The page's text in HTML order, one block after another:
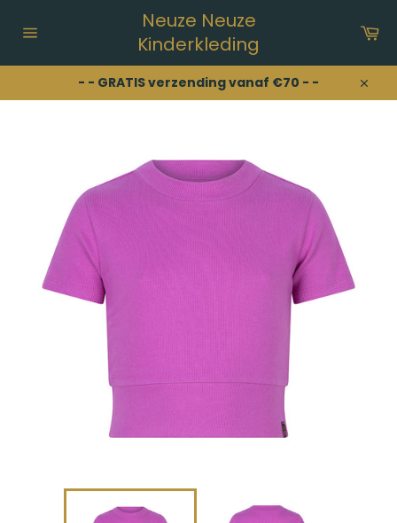
naar
Neuze Neuze
Kinderkleding
- - GRATIS verzending vanaf €70 - -